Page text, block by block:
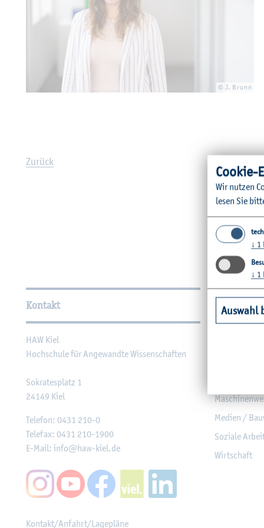
© J. Brunn
Zu­rück
Wei­ter­füh­ren­de
Kontakt
HAW Kiel
Hoch­schu­le für An­ge­wand­te Wis­sen­schaf­ten
So­kra­tes­platz 1
24149 Kiel
Te­le­fon: 0431 210-0
Te­le­fax: 0431 210-1900
E-Mail: info@​haw-​kiel.​de
Kon­takt/An­fahrt/La­ge­plä­ne
Unsere
Me­di­en /
So­zia­le
Wirt­schaft
Coo­kie-
Wir nut­zen
lesen Sie
↓ 1
↓ 1
Auswahl